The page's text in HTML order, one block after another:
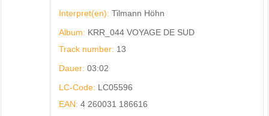
Interpret(en): Tilmann Höhn
Album: KRR_044 VOYAGE DE SUD
Track number: 13
Dauer: 03:02
LC-Code: LC05596
EAN: 4 260031 186616